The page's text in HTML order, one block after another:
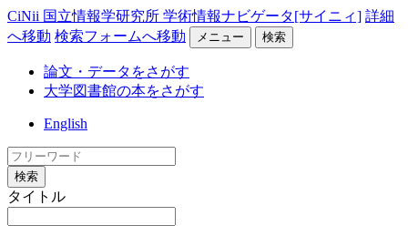
CiNii 国立情報学研究所 学術情報ナビゲータ[サイニィ] 詳細
へ移動 検索フォームへ移動 メニュー 検索
論文・データをさがす
大学図書館の本をさがす
English
検索
タイトル